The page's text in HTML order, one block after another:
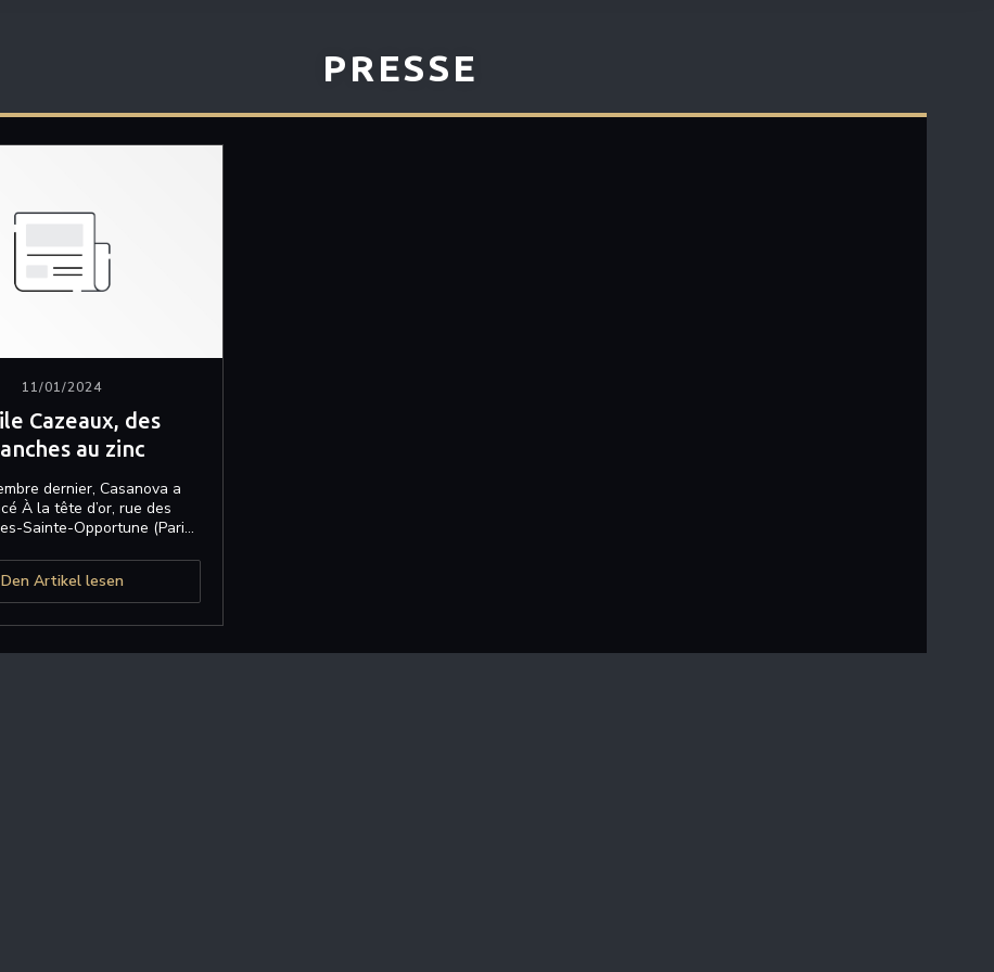
PRESSE
11/01/2024
Cazeaux, des
au zinc
dernier, Casanova a
À la tête d’or, rue des
Sainte-Opportune (Paris
Den Artikel lesen((öffnet ein neues Fenster))